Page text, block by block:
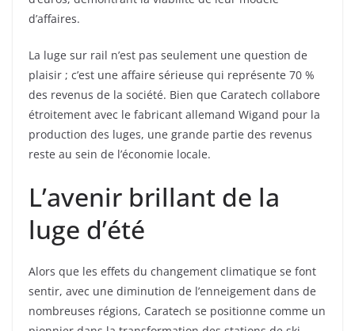
d’affaires.
La luge sur rail n’est pas seulement une question de
plaisir ; c’est une affaire sérieuse qui représente 70 %
des revenus de la société. Bien que Caratech collabore
étroitement avec le fabricant allemand Wigand pour la
production des luges, une grande partie des revenus
reste au sein de l’économie locale.
L’avenir brillant de la
luge d’été
Alors que les effets du changement climatique se font
sentir, avec une diminution de l’enneigement dans de
nombreuses régions, Caratech se positionne comme un